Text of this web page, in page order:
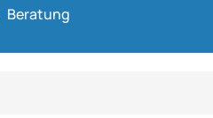
Beratung